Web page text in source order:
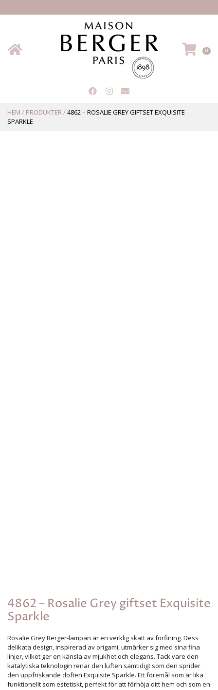
0
HEM / PRODUKTER/4862 – ROSALIE GREY GIFTSET EXQUISITE
SPARKLE
4862 – Rosalie Grey giftset Exquisite
Sparkle
Rosalie Grey Berger-lampan är en verklig skatt av förfining. Dess
delikata design, inspirerad av origami, utmärker sig med sina fina
linjer, vilket ger en känsla av mjukhet och elegans. Tack vare den
katalytiska teknologin renar den luften samtidigt som den sprider
den uppfriskande doften Exquisite Sparkle. Ett föremål som är lika
funktionellt som estetiskt, perfekt för att förhöja ditt hem och som en